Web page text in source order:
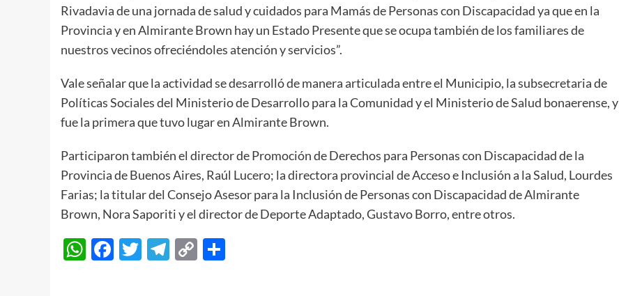
Rivadavia de una jornada de salud y cuidados para Mamás de Personas con Discapacidad ya que en la
Provincia y en Almirante Brown hay un Estado Presente que se ocupa también de los familiares de
nuestros vecinos ofreciéndoles atención y servicios”.
Vale señalar que la actividad se desarrolló de manera articulada entre el Municipio, la subsecretaria de
Políticas Sociales del Ministerio de Desarrollo para la Comunidad y el Ministerio de Salud bonaerense, y
fue la primera que tuvo lugar en Almirante Brown.
Participaron también el director de Promoción de Derechos para Personas con Discapacidad de la
Provincia de Buenos Aires, Raúl Lucero; la directora provincial de Acceso e Inclusión a la Salud, Lourdes
Farias; la titular del Consejo Asesor para la Inclusión de Personas con Discapacidad de Almirante
Brown, Nora Saporiti y el director de Deporte Adaptado, Gustavo Borro, entre otros.
WhatsApp
Facebook
Twitter
Telegram
Copy